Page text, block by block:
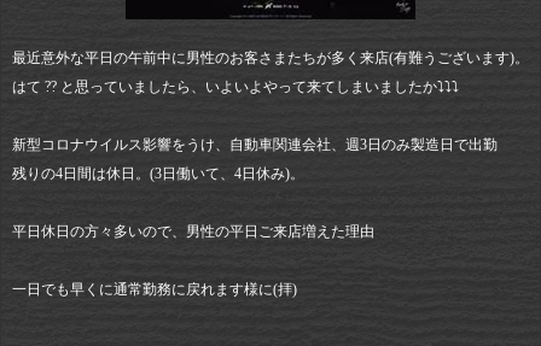
最近意外な平日の午前中に男性のお客さまたちが多く来店(有難うございます)。
はて ?? と思っていましたら、いよいよやって来てしまいましたか⤵︎⤵︎⤵︎
新型コロナウイルス影響をうけ、自動車関連会社、週3日のみ製造日で出勤
残りの4日間は休日。(3日働いて、4日休み)。
平日休日の方々多いので、男性の平日ご来店増えた理由
一日でも早くに通常勤務に戻れます様に(拝)